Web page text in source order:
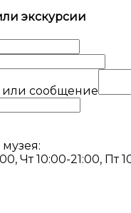
экскурсии
сообщение
Чт 10:00-21:00, Пт